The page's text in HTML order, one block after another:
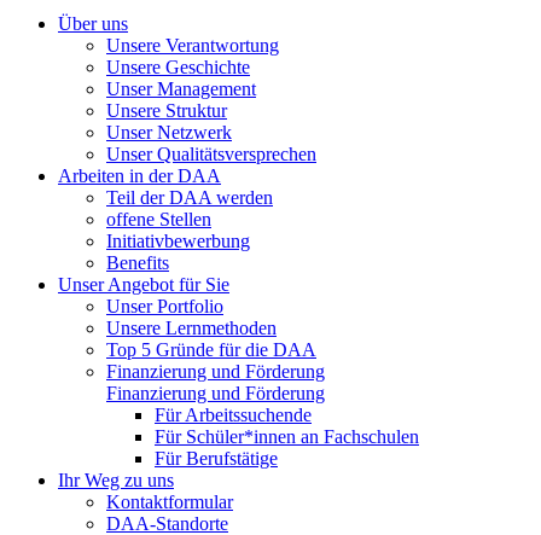
Über uns
Unsere Verantwortung
Unsere Geschichte
Unser Management
Unsere Struktur
Unser Netzwerk
Unser Qualitätsversprechen
Arbeiten in der DAA
Teil der DAA werden
offene Stellen
Initiativbewerbung
Benefits
Unser Angebot für Sie
Unser Portfolio
Unsere Lernmethoden
Top 5 Gründe für die DAA
Finanzierung und Förderung
Finanzierung und Förderung
Für Arbeitssuchende
Für Schüler*innen an Fachschulen
Für Berufstätige
Ihr Weg zu uns
Kontaktformular
DAA-Standorte